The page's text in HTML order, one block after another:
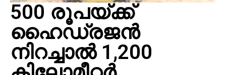
500 രൂപയ്ക്ക്
ഹൈഡ്രജൻ
നിറച്ചാൽ 1,200